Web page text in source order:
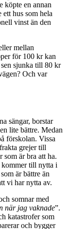
köpte en annan
hus som hela
vinst än den
mellan
för 100 kr kan
sjunka till 80 kr
Och var
sängar, borstar
lite bättre. Medan
förskolan. Vissa
grejer till
som är bra att ha.
till nytta i
är bättre än
vi har nytta av.
somnar med
när jag vaknade”.
katastrofer som
och bygger